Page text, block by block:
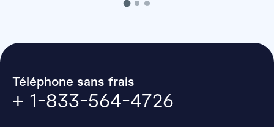
Téléphone sans frais
+ 1-833-564-4726